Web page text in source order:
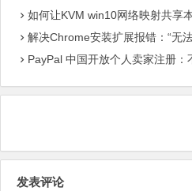
如何让KVM win10网络映射共享
解决Chrome安装扩展报错：“无
PayPal 中国开放个人卖家注册
发表评论